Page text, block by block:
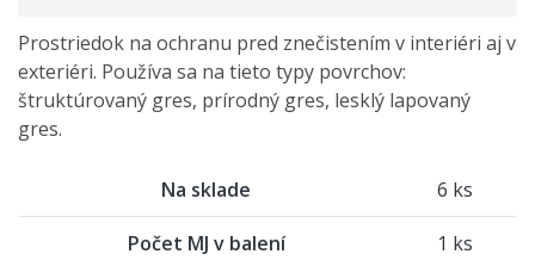
Prostriedok na ochranu pred znečistením v interiéri aj v
exteriéri. Používa sa na tieto typy povrchov:
štruktúrovaný gres, prírodný gres, lesklý lapovaný
gres.
Na sklade 6 ks
Počet MJ v balení 1 ks